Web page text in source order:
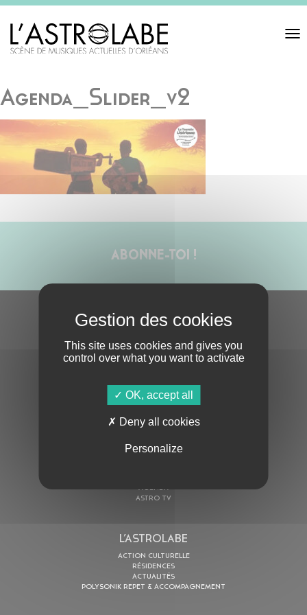
Toggle
Agenda_Slider_v2
ABONNE-TOI !
S'ABONNER À LA NEWSLETTER
En cochant cette case, j’accepte la Politique de confidentialité
AGENDA
ASTRO TV
L’ASTROLABE
ACTION CULTURELLE
RÉSIDENCES
ACTUALITÉS
POLYSONIK REPET & ACCOMPAGNEMENT
This site uses cookies and gives you
control over what you want to activate
OK, accept all
Deny all cookies
Personalize